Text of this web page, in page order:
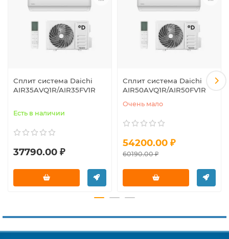
Сплит система Daichi
AIR35AVQ1R/AIR35FV1R
Есть в наличии
37790.00 ₽
Сплит система Daichi
AIR50AVQ1R/AIR50FV1R
Очень мало
54200.00 ₽
60190.00 ₽